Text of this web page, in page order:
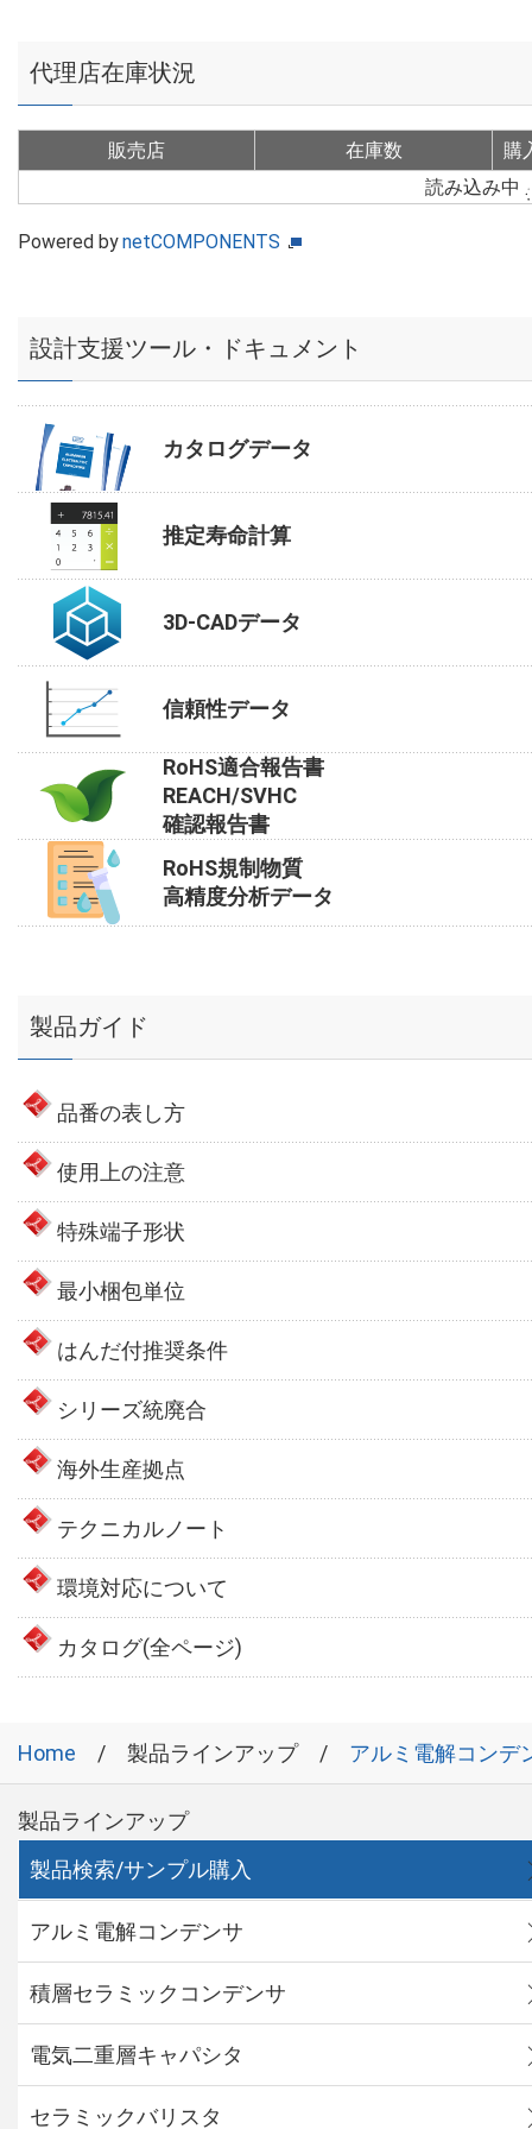
代理店在庫状況
販売店 在庫数
購
読み込み中
Powered bynetCOMPONENTS
設計支援ツール・ドキュメント
カタログデータ
推定寿命計算
3D-CADデータ
信頼性データ
RoHS適合報告書
REACH/SVHC
確認報告書
RoHS規制物質
高精度分析データ
製品ガイド
品番の表し方
使用上の注意
特殊端子形状
最小梱包単位
はんだ付推奨条件
シリーズ統廃合
海外生産拠点
テクニカルノート
環境対応について
カタログ(全ページ)
Home 製品ラインアップ アルミ電解コンデ
製品ラインアップ
製品検索/サンプル購入
アルミ電解コンデンサ
積層セラミックコンデンサ
電気二重層キャパシタ
セラミックバリスタ